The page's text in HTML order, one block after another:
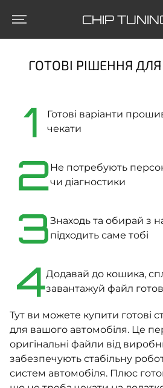
CHIP
ГОТОВІ РІШЕННЯ
1
Готові варіанти
чекати
2Не потребують
чи діагностики
3Знаходь та обирай з
підходить саме тобі
4Додавай до кошика,
завантажуй файл
Тут ви можете купити готові
для вашого автомобіля. Це
оригінальні файли від
забезпечують стабільну
систем автомобіля. Плюс